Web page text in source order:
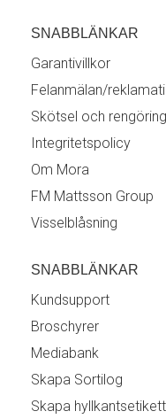
SNABBLÄNKAR
Garantivillkor
Felanmälan/
Skötsel och
Integritetspolicy
Om Mora
FM Mattsson Group
Visselblåsning
SNABBLÄNKAR
Kundsupport
Broschyrer
Mediabank
Skapa Sortilog
Skapa